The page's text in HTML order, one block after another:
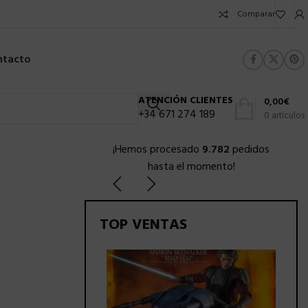
Comparar
ATENCIÓN CLIENTES
+34 671 274 189 0 artículos
0,00€
¡Hemos procesado 9.782 pedidos
hasta el momento!
TOP VENTAS